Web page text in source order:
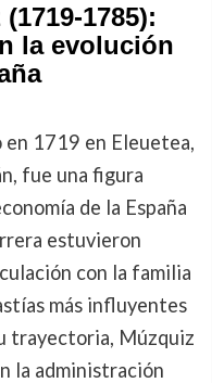
1785):
la evolución
1719 en Eleuetea,
fue una figura
de la España
estuvieron
con la familia
más influyentes
trayectoria, Múzquiz
la administración